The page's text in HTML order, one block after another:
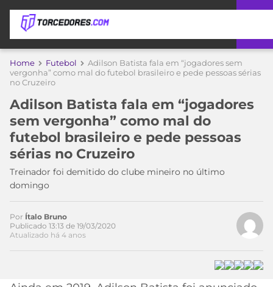
APOSTAS
DICAS
APOSTA
MELHORES
SITES
DE
APOSTAS
2026
CÓDIGO
ÚLTIMAS
COPA
DO
MUNDO
TIMES
MEU
TIME
CAMPEONATOS
Home Futebol
Adilson Batista fala em “jogadores sem
vergonha” como mal do futebol brasileiro e pede pessoas sérias
no Cruzeiro
Adilson Batista fala em “jogadores
sem vergonha” como mal do
futebol brasileiro e pede pessoas
sérias no Cruzeiro
Treinador foi demitido do clube mineiro no último
domingo
Por Ítalo Bruno
Publicado 13:13 de 19/03/2020
Atualizado há 4 anos